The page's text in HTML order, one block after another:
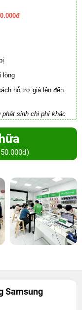
lòng
hỗ trợ giá lên đến
phát sinh chi phí khác
Samsung